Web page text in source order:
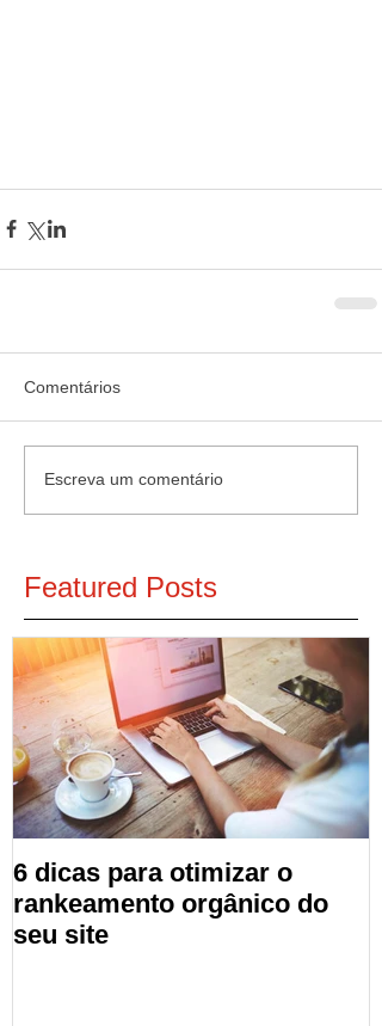
Comentários
Escreva um comentário
Featured Posts
6 dicas para otimizar o
rankeamento orgânico do
seu site